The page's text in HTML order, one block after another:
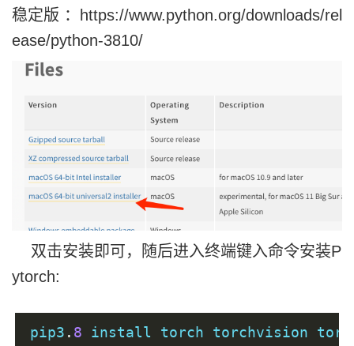
稳定版 ：https://www.python.org/downloads/rel
ease/python-3810/
双击安装即可，随后进入终端键入命令安装P
ytorch:
pip3 . 8 install torch torchvision